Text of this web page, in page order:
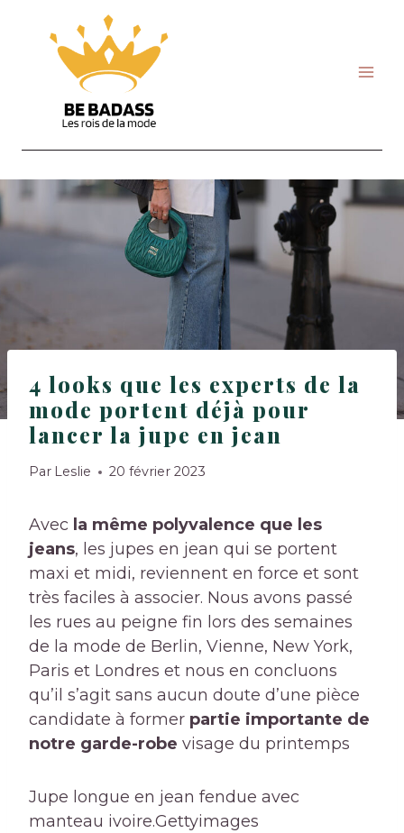
content
4 looks que les experts de la
mode portent déjà pour
lancer la jupe en jean
Par Leslie 20 février 2023
Avec la même polyvalence que les
jeans, les jupes en jean qui se portent
maxi et midi, reviennent en force et sont
très faciles à associer. Nous avons passé
les rues au peigne fin lors des semaines
de la mode de Berlin, Vienne, New York,
Paris et Londres et nous en concluons
qu’il s’agit sans aucun doute d’une pièce
candidate à former partie importante de
notre garde-robe visage du printemps
Jupe longue en jean fendue avec
manteau ivoire.Gettyimages